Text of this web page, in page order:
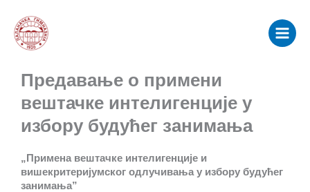
садржај
Menu
Предавање о примени
вештачке интелигенције у
избору будућег занимања
„Примена вештачке интелигенције и
вишекритеријумског одлучивања у избору будућег
занимања”